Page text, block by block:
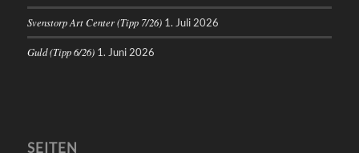
Svenstorp Art Center (Tipp 7/26) 1. Juli 2026
Guld (Tipp 6/26) 1. Juni 2026
SEITEN